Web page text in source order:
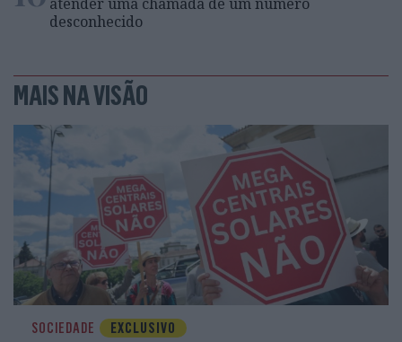
desconhecido
MAIS NA VISÃO
SOCIEDADE EXCLUSIVO